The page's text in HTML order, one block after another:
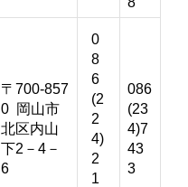
〒700-857
0 岡山市
北区内山
下2－4－
6
0
8
6
(2
2
4)
2
1
086
(23
4)7
43
3